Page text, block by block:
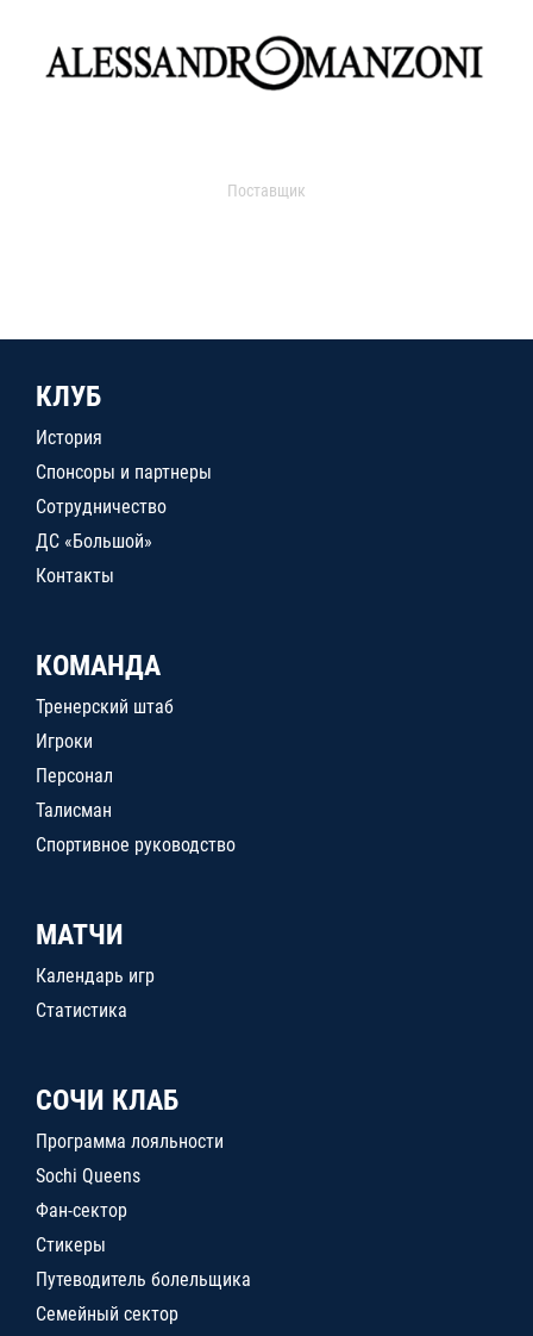
Поставщик
КЛУБ
История
Спонсоры и партнеры
Сотрудничество
ДС «Большой»
Контакты
КОМАНДА
Тренерский штаб
Игроки
Персонал
Талисман
Спортивное руководство
МАТЧИ
Календарь игр
Статистика
СОЧИ КЛАБ
Программа лояльности
Sochi Queens
Фан-сектор
Стикеры
Путеводитель болельщика
Семейный сектор